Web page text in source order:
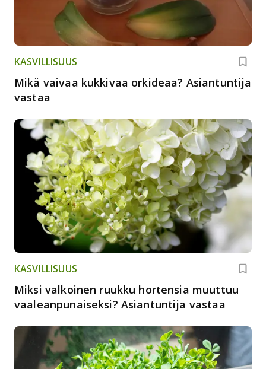
KASVILLISUUS
Mikä vaivaa kukkivaa orkideaa? Asiantuntija
vastaa
KASVILLISUUS
Miksi valkoinen ruukku hortensia muuttuu
vaaleanpunaiseksi? Asiantuntija vastaa